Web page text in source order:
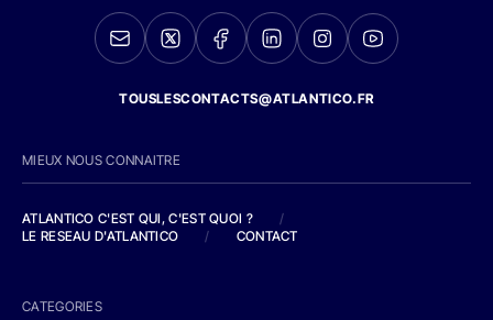
TOUSLESCONTACTS@ATLANTICO.FR
MIEUX NOUS CONNAITRE
ATLANTICO C'EST QUI, C'EST QUOI ?
/
LE RESEAU D'ATLANTICO
/ CONTACT
CATEGORIES